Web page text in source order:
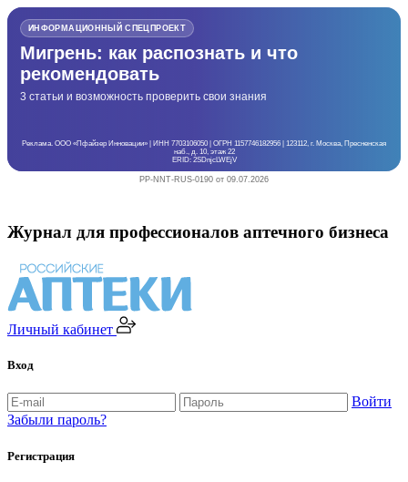
ИНФОРМАЦИОННЫЙ СПЕЦПРОЕКТ
Мигрень: как распознать и что
рекомендовать
3 статьи и возможность проверить свои знания
Реклама. ООО «Пфайзер Инновации» | ИНН 7703106050 | ОГРН 1157746182956 | 123112, г. Москва, Пресненская
наб., д. 10, этаж 22
ERID: 2SDnjcLWEjV
PP-NNT-RUS-0190 от 09.07.2026
Журнал для профессионалов аптечного бизнеса
Личный кабинет
Вход
Войти
Забыли пароль?
Регистрация